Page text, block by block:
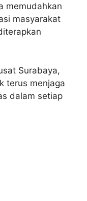
memudahkan
masyarakat
Surabaya,
terus menjaga
dalam setiap